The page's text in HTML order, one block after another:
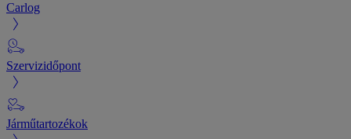
Carlog
Szervizidőpont
Járműtartozékok